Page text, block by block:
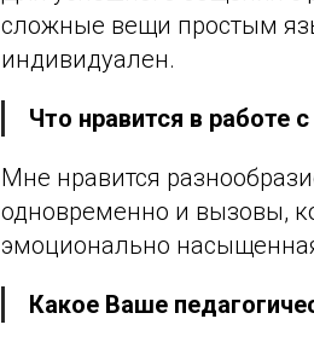
сложные вещи простым
индивидуален.
Что нравится в работе
Мне нравится
одновременно и вызовы,
эмоционально
Какое Ваше